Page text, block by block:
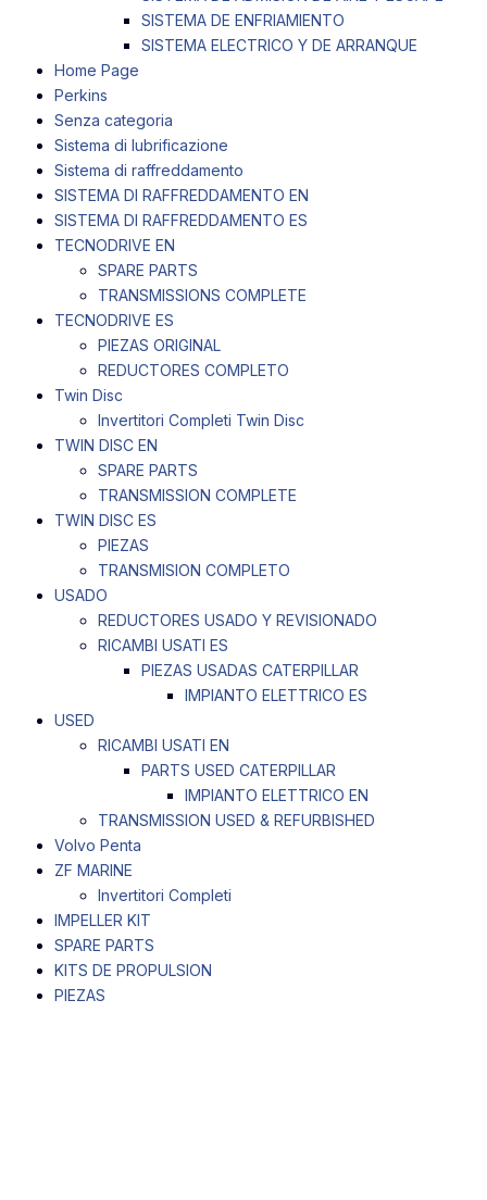
SISTEMA DE ENFRIAMIENTO
SISTEMA ELECTRICO Y DE ARRANQUE
Home Page
Perkins
Senza categoria
Sistema di lubrificazione
Sistema di raffreddamento
SISTEMA DI RAFFREDDAMENTO EN
SISTEMA DI RAFFREDDAMENTO ES
TECNODRIVE EN
SPARE PARTS
TRANSMISSIONS COMPLETE
TECNODRIVE ES
PIEZAS ORIGINAL
REDUCTORES COMPLETO
Twin Disc
Invertitori Completi Twin Disc
TWIN DISC EN
SPARE PARTS
TRANSMISSION COMPLETE
TWIN DISC ES
PIEZAS
TRANSMISION COMPLETO
USADO
REDUCTORES USADO Y REVISIONADO
RICAMBI USATI ES
PIEZAS USADAS CATERPILLAR
IMPIANTO ELETTRICO ES
USED
RICAMBI USATI EN
PARTS USED CATERPILLAR
IMPIANTO ELETTRICO EN
TRANSMISSION USED & REFURBISHED
Volvo Penta
ZF MARINE
Invertitori Completi
IMPELLER KIT
SPARE PARTS
KITS DE PROPULSION
PIEZAS